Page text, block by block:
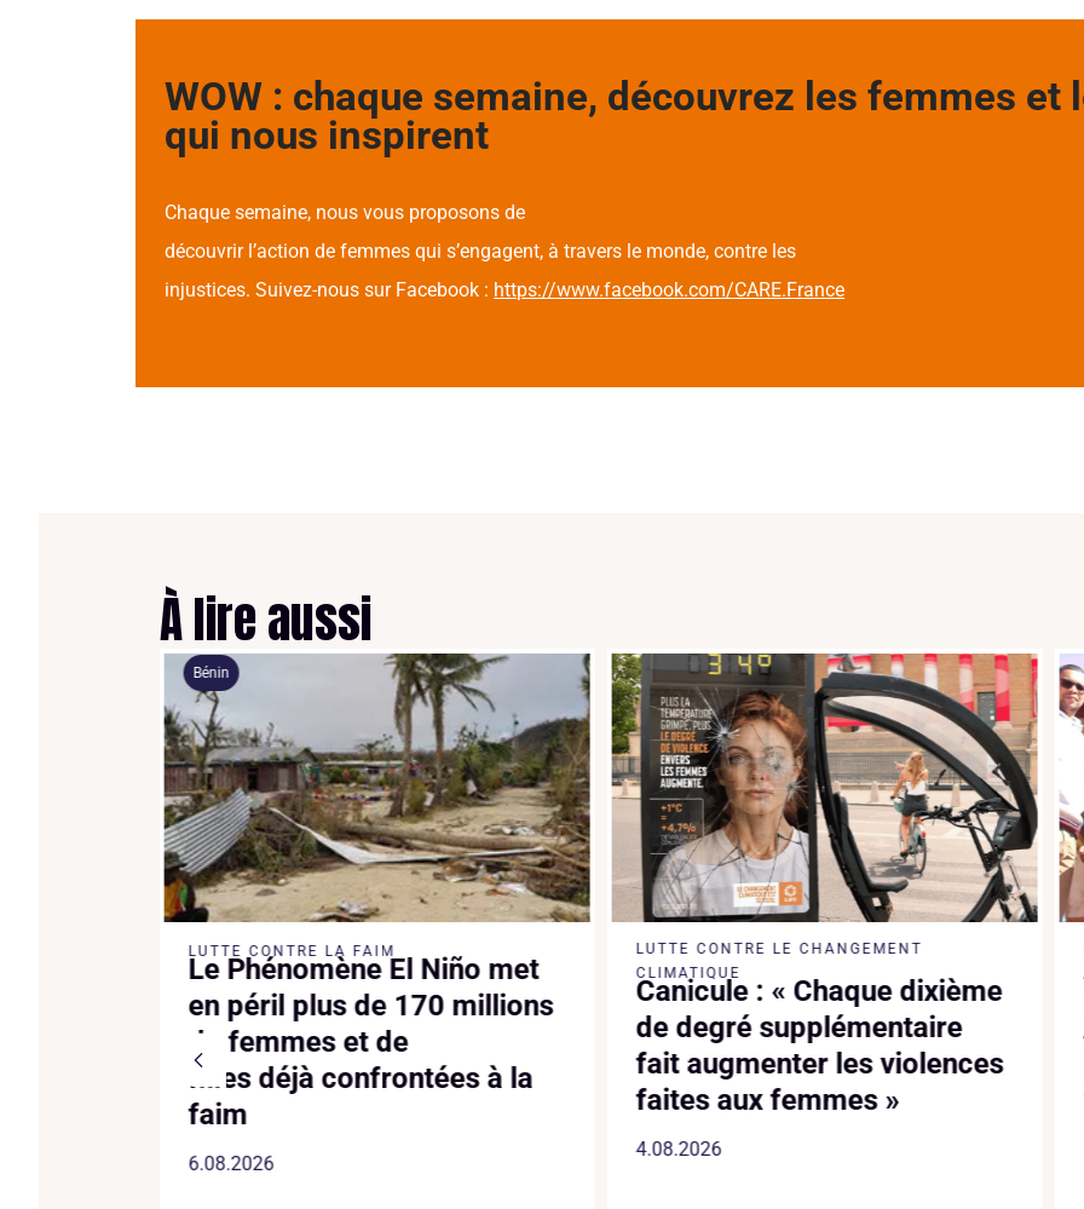
WOW : chaque semaine, découvrez les femmes et
qui nous inspirent
Chaque semaine, nous vous proposons de
découvrir l’action de femmes qui s’engagent, à travers le monde, contre les
injustices. Suivez-nous sur Facebook : https://www.facebook.com/CARE.France
À lire aussi
Bénin
LUTTE CONTRE LA FAIM
Le Phénomène El Niño met
en péril plus de 170 millions
de femmes et de
filles déjà confrontées à la
faim
6.08.2026
LUTTE CONTRE LE CHANGEMENT
CLIMATIQUE
Canicule : « Chaque dixième
de degré supplémentaire
fait augmenter les violences
faites aux femmes »
4.08.2026